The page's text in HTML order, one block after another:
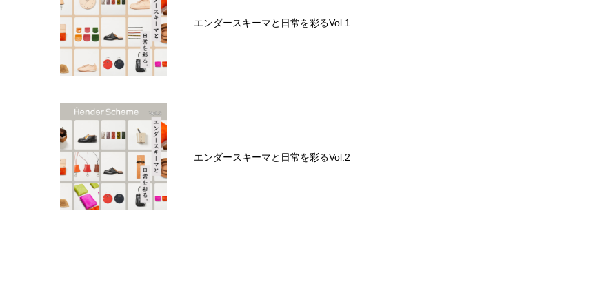
エンダースキーマと日常を彩るVol.1
エンダースキーマと日常を彩るVol.2